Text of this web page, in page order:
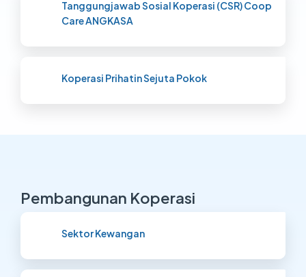
Tanggungjawab Sosial Koperasi (CSR) Coop
Care ANGKASA
Koperasi Prihatin Sejuta Pokok
Pembangunan Koperasi
Sektor Kewangan